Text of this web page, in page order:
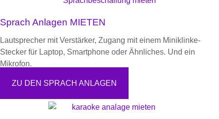
Sprach Anlagen MIETEN
Lautsprecher mit Verstärker, Zugang mit einem Miniklinke-
Stecker für Laptop, Smartphone oder Ähnliches. Und ein
Mikrofon.
ZU DEN SPRACH ANLAGEN